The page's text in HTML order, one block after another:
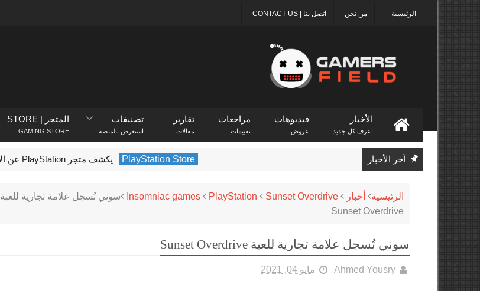
اتصل بنا | CONTACT US من نحن الرئيسية
الأخبار
اعرف كل جديد
فيديوهات
عروض
مراجعات
تقييمات
تقارير
مقالات
تصنيفات
استعرض بالمنصة
المتجر | STORE
GAMING STORE
آخر الأخبار PlayStation Store يكشف متجر PlayStation عن الألعاب الأكثر تنزيلًا في فبراير 2022
الرئيسية أخبار Insomniac games PlayStation Sunset Overdrive
سوني تُسجل علامة تجارية للعبة
Sunset Overdrive
سوني تُسجل علامة تجارية للعبة Sunset Overdrive
Ahmed Yousry مايو 04, 2021